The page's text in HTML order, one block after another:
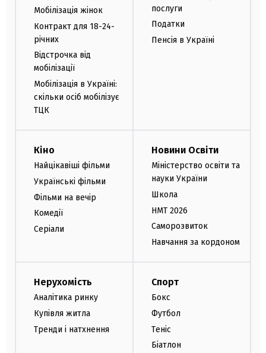
Мобілізація жінок
Контракт для 18-24-
річних
Відстрочка від
мобілізації
Мобілізація в Україні:
скільки осіб мобілізує
ТЦК
послуги
Податки
Пенсія в Україні
Кіно
Найцікавіші фільми
Українські фільми
Фільми на вечір
Комедії
Серіали
Новини Освіти
Міністерство освіти та
науки України
Школа
НМТ 2026
Саморозвиток
Навчання за кордоном
Нерухомість
Аналітика ринку
Купівля житла
Тренди і натхнення
Спорт
Бокс
Футбол
Теніс
Біатлон